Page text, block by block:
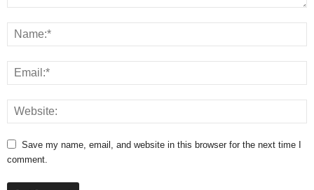
Save my name, email, and website in this browser for the next time I
comment.